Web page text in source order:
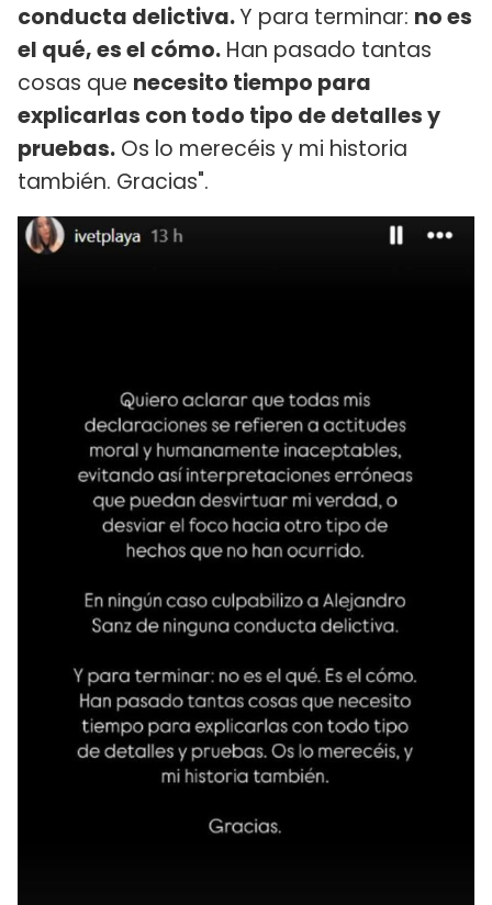
conducta delictiva.Y para terminar: no es
el qué, es el cómo. Han pasado tantas
cosas que necesito tiempo para
explicarlas con todo tipo de detalles y
pruebas. Os lo merecéis y mi historia
también. Gracias".